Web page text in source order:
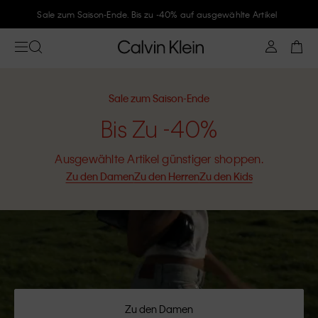
Folge Calvin Klein und gönne Dir -10%
Sale zum Saison-Ende
Bis Zu -40%
Ausgewählte Artikel günstiger shoppen.
Zu den DamenZu den HerrenZu den Kids
Zu den Damen